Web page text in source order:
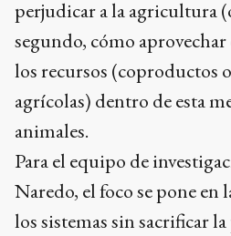
perjudicar a la agricultura
segundo, cómo
los recursos (coproductos
agrícolas) dentro de esta
animales.
Para el equipo de
Naredo, el foco se pone
los sistemas sin sacrificar